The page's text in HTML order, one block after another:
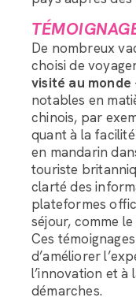
De nombreux
choisi de
visité au monde
notables en
chinois, par
quant à la
en mandarin
touriste
clarté des
plateformes
séjour, comme
Ces
d’améliorer
l’innovation et à
démarches.